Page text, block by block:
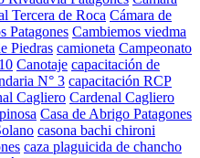
Tercera de Roca Cámara de
Patagones Cambiemos viedma
Piedras camioneta Campeonato
Canotaje capacitación de
N° 3 capacitación RCP
Cagliero Cardenal Cagliero
Casa de Abrigo Patagones
casona bachi chironi
caza plaguicida de chancho